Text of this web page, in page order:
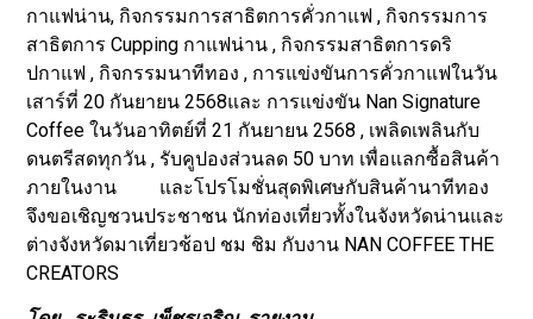
กาแฟน่าน, กิจกรรมการสาธิตการคั่วกาแฟ , กิจกรรมการ
สาธิตการ Cupping กาแฟน่าน , กิจกรรมสาธิตการดริ
ปกาแฟ , กิจกรรมนาทีทอง , การแข่งขันการคั่วกาแฟในวัน
เสาร์ที่ 20 กันยายน 2568และ การแข่งขัน Nan Signature
Coffee ในวันอาทิตย์ที่ 21 กันยายน 2568 , เพลิดเพลินกับ
ดนตรีสดทุกวัน , รับคูปองส่วนลด 50 บาท เพื่อแลกซื้อสินค้า
ภายในงาน และโปรโมชั่นสุดพิเศษกับสินค้านาทีทอง
จึงขอเชิญชวนประชาชน นักท่องเที่ยวทั้งในจังหวัดน่านและ
ต่างจังหวัดมาเที่ยวช้อป ชม ชิม กับงาน NAN COFFEE THE
CREATORS